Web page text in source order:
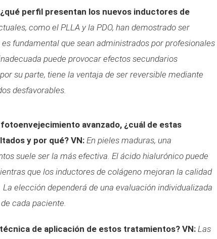
perfil presentan los nuevos inductores de
como el PLLA y la PDO, han demostrado ser
fundamental que sean administrados por profesionales
puede provocar efectos secundarios
su parte, tiene la ventaja de ser reversible mediante
desfavorables.
avanzado, ¿cuál de estas
y por qué? VN: En pieles maduras, una
suele ser la más efectiva. El ácido hialurónico puede
que los inductores de colágeno mejoran la calidad
elección dependerá de una evaluación individualizada
cada paciente.
de aplicación de estos tratamientos? VN: Las